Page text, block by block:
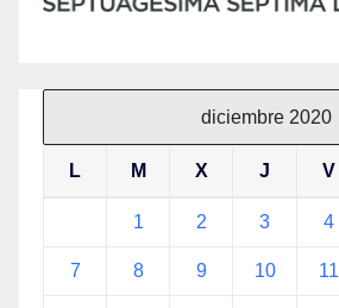
diciembre 2020
L M X J V
1 2 3 4
7 8 9 10 11